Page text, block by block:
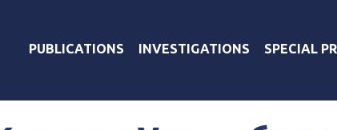
PUBLICATIONS INVESTIGATIONS SPECIAL